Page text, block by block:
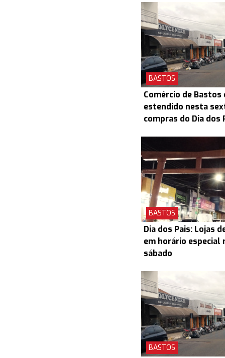
BASTOS
Comércio de
estendido nesta
compras do Dia dos
BASTOS
Dia dos Pais: Lojas
em horário
sábado
BASTOS